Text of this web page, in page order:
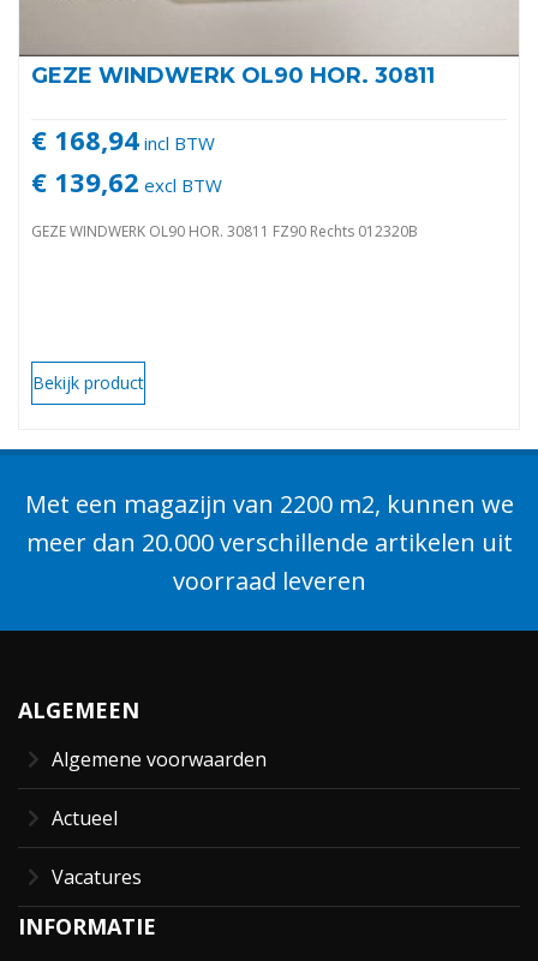
GEZE WINDWERK OL90 HOR. 30811
€ 168,94 incl BTW
€ 139,62 excl BTW
GEZE WINDWERK OL90 HOR. 30811 FZ90 Rechts 012320B
Bekijk product
Met een magazijn van 2200 m2, kunnen we
meer dan 20.000 verschillende artikelen uit
voorraad leveren
ALGEMEEN
Algemene voorwaarden
Actueel
Vacatures
INFORMATIE